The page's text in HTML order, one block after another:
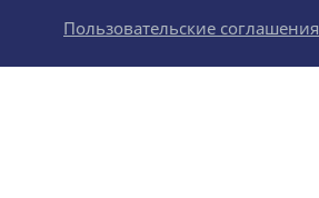
Пользовательские соглашения